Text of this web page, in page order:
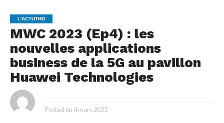
L'ACTUTHD
MWC 2023 (Ep4) : les
nouvelles applications
business de la 5G au pavillon
Huawei Technologies
Posted on4 mars 2023